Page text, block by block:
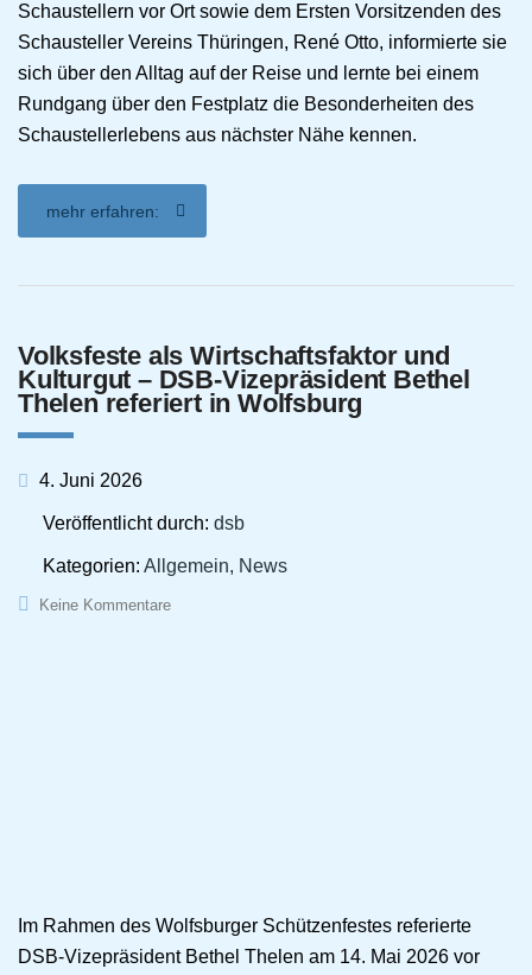
Schaustellern vor Ort sowie dem Ersten Vorsitzenden des
Schausteller Vereins Thüringen, René Otto, informierte sie
sich über den Alltag auf der Reise und lernte bei einem
Rundgang über den Festplatz die Besonderheiten des
Schaustellerlebens aus nächster Nähe kennen.
mehr erfahren:
Volksfeste als Wirtschaftsfaktor und
Kulturgut – DSB-Vizepräsident Bethel
Thelen referiert in Wolfsburg
4. Juni 2026
Veröffentlicht durch: dsb
Kategorien: Allgemein, News
Keine Kommentare
Im Rahmen des Wolfsburger Schützenfestes referierte
DSB-Vizepräsident Bethel Thelen am 14. Mai 2026 vor